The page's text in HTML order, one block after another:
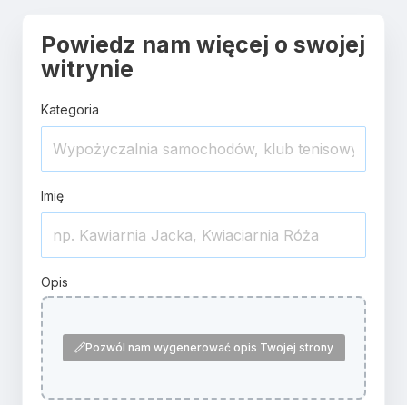
Powiedz nam więcej o swojej
witrynie
Kategoria
Imię
Opis
Pozwól nam wygenerować opis Twojej strony